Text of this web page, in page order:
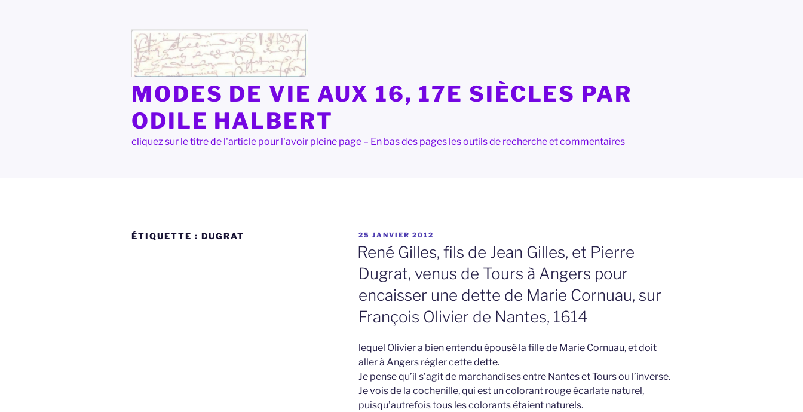
MODES DE VIE AUX 16, 17E SIÈCLES PAR
ODILE HALBERT
cliquez sur le titre de l'article pour l'avoir pleine page – En bas des pages les outils de recherche et commentaires
ÉTIQUETTE : DUGRAT
PUBLIÉ
LE
25 JANVIER 2012
René Gilles, fils de Jean Gilles, et Pierre
Dugrat, venus de Tours à Angers pour
encaisser une dette de Marie Cornuau, sur
François Olivier de Nantes, 1614
lequel Olivier a bien entendu épousé la fille de Marie Cornuau, et doit
aller à Angers régler cette dette.
Je pense qu’il s’agit de marchandises entre Nantes et Tours ou l’inverse.
Je vois de la cochenille, qui est un colorant rouge écarlate naturel,
puisqu’autrefois tous les colorants étaient naturels.